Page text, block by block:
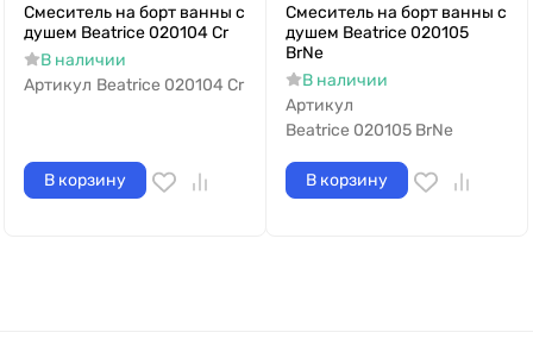
Смеситель на борт ванны с
душем Beatrice 020104 Cr
В наличии
Артикул Beatrice 020104 Cr
В корзину
Смеситель на борт ванны с
душем Beatrice 020105
BrNe
В наличии
Артикул
Beatrice 020105 BrNe
В корзину